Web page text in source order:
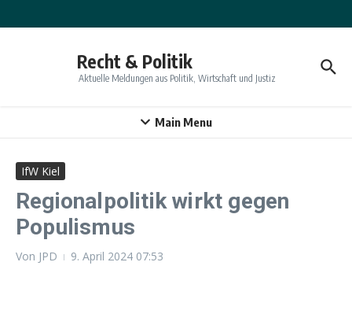
Recht & Politik
Aktuelle Meldungen aus Politik, Wirtschaft und Justiz
Main Menu
IfW Kiel
Regionalpolitik wirkt gegen
Populismus
Von JPD 9. April 2024 07:53